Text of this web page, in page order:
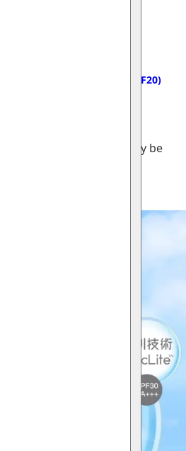
全天然防藍光礦物粉餅 (SPF20)
variants. The options may be